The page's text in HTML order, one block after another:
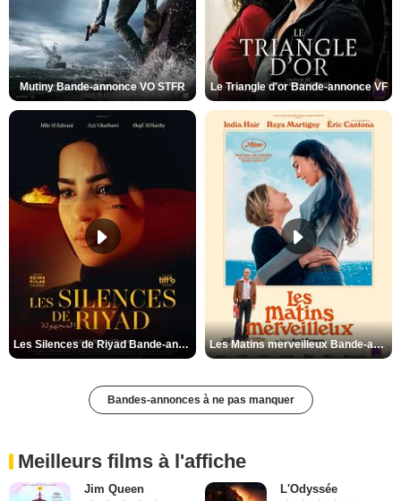
Mutiny Bande-annonce VO STFR Le Triangle d'or Bande-annonce VF
Les Silences de Riyad Bande-annonce VO STFR Les Matins merveilleux Bande-annonce VF
Bandes-annonces à ne pas manquer
Meilleurs films à l'affiche
Jim Queen L'Odyssée